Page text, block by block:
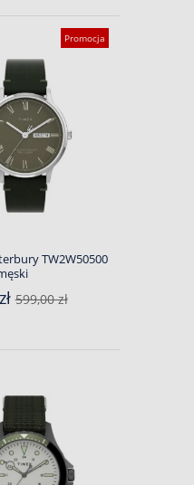
Promocja
TW2W50500
599,00 zł